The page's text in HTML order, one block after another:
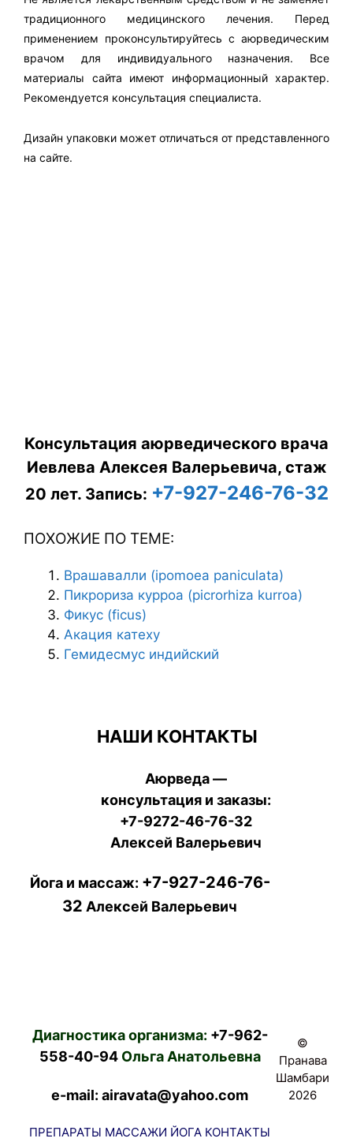
традиционного медицинского лечения. Перед
применением проконсультируйтесь с аюрведическим
врачом для индивидуального назначения. Все
материалы сайта имеют информационный характер.
Рекомендуется консультация специалиста.
Дизайн упаковки может отличаться от представленного
на сайте.
Консультация аюрведического врача
Иевлева Алексея Валерьевича, стаж
20 лет. Запись: +7-927-246-76-32
ПОХОЖИЕ ПО ТЕМЕ:
Врашавалли (ipomoea paniculata)
Пикрориза курроа (picrorhiza kurroa)
Фикус (ficus)
Акация катеху
Гемидесмус индийский
НАШИ КОНТАКТЫ
Аюрведа —
консультация и заказы:
+7-9272-46-76-32
Алексей Валерьевич
Йога и массаж: +7-927-246-76-
32 Алексей Валерьевич
Диагностика организма: +7-962-
558-40-94Ольга Анатольевна
e-mail: airavata@yahoo.com
ПРЕПАРАТЫ МАССАЖИ ЙОГА КОНТАКТЫ
©
Пранава
Шамбари
2026